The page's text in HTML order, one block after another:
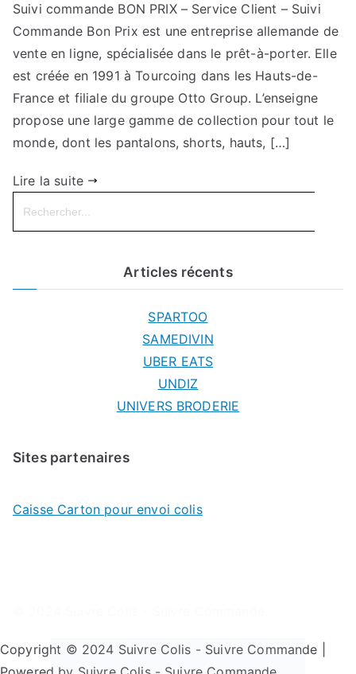
Suivi commande BON PRIX – Service Client – Suivi
Commande Bon Prix est une entreprise allemande de
vente en ligne, spécialisée dans le prêt-à-porter. Elle
est créée en 1991 à Tourcoing dans les Hauts-de-
France et filiale du groupe Otto Group. L’enseigne
propose une large gamme de collection pour tout le
monde, dont les pantalons, shorts, hauts, […]
Lire la suite
Search
for:
Articles récents
SPARTOO
SAMEDIVIN
UBER EATS
UNDIZ
UNIVERS BRODERIE
Sites partenaires
Caisse Carton pour envoi colis
Copyright © 2024 Suivre Colis - Suivre Commande |